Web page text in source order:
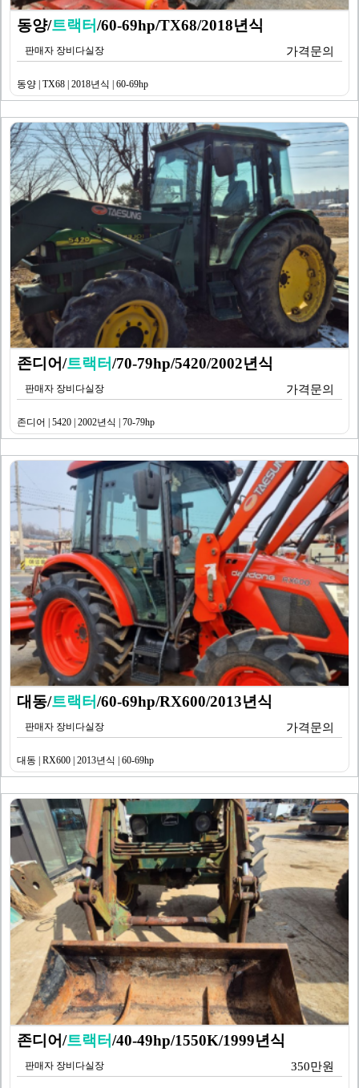
동양/트랙터/60-69hp/TX68/2018년식
판매자 장비다실장 가격문의
동양 | TX68 | 2018년식 | 60-69hp
존디어/트랙터/70-79hp/5420/2002년식
판매자 장비다실장 가격문의
존디어 | 5420 | 2002년식 | 70-79hp
대동/트랙터/60-69hp/RX600/2013년식
판매자 장비다실장 가격문의
대동 | RX600 | 2013년식 | 60-69hp
존디어/트랙터/40-49hp/1550K/1999년식
판매자 장비다실장 350만원